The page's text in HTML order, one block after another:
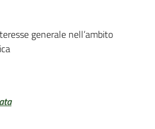
generale nell’ambito